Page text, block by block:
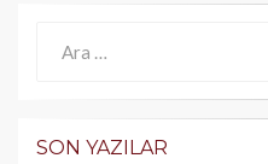
SON YAZILAR